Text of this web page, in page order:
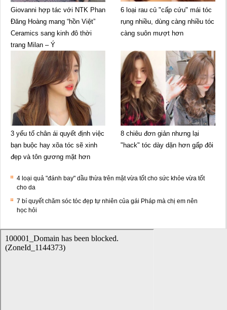
Giovanni hợp tác với NTK Phan
Đăng Hoàng mang “hồn Việt”
Ceramics sang kinh đô thời
trang Milan – Ý
6 loại rau củ "cấp cứu" mái tóc
rụng nhiều, dùng càng nhiều tóc
càng suôn mượt hơn
3 yếu tố chân ái quyết định việc
bạn buộc hay xõa tóc sẽ xinh
đẹp và tôn gương mặt hơn
8 chiêu đơn giản nhưng lại
"hack" tóc dày dặn hơn gấp đôi
4 loại quả "đánh bay" dầu thừa trên mặt vừa tốt cho sức khỏe vừa tốt
cho da
7 bí quyết chăm sóc tóc đẹp tự nhiên của gái Pháp mà chị em nên
học hỏi